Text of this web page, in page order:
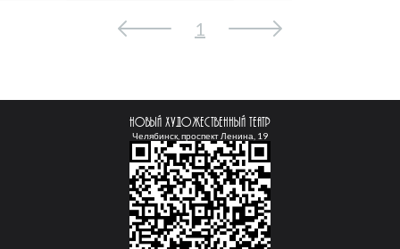
1
Новый Художественный театр
Челябинск, проспект Ленина, 19